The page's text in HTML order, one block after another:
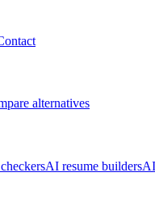
alternatives
AI resume builders